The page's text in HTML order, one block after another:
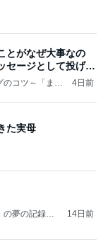
とがなぜ大事なの
セージとして投げる
のコツ～「まと
4日前
た実母
の夢の記録
14日前